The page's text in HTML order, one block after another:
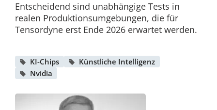
Entscheidend sind unabhängige Tests in
realen Produktionsumgebungen, die für
Tensordyne erst Ende 2026 erwartet werden.
KI-Chips
Künstliche Intelligenz
Nvidia